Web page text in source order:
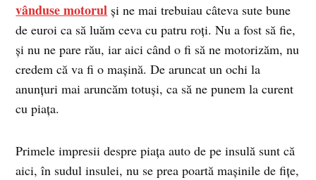
vânduse motorul şi ne mai trebuiau câteva sute bune
de euroi ca să luăm ceva cu patru roţi. Nu a fost să fie,
şi nu ne pare rău, iar aici când o fi să ne motorizăm, nu
credem că va fi o maşină. De aruncat un ochi la
anunţuri mai aruncăm totuşi, ca să ne punem la curent
cu piaţa.
Primele impresii despre piaţa auto de pe insulă sunt că
aici, în sudul insulei, nu se prea poartă maşinile de fiţe,